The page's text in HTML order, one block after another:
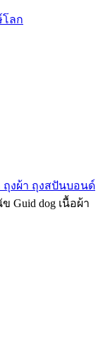
ลก
ถุงผ้า ถุงสปันบอนด์
Guid dog เนื้อผ้า